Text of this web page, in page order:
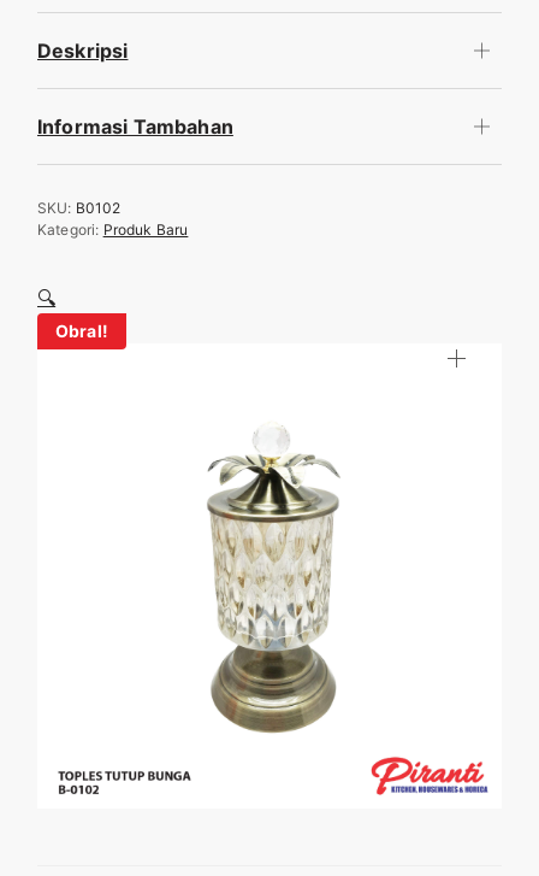
🔍
🔍Obral!
Deskripsi
Informasi Tambahan
SKU: B0102
Kategori: Produk Baru